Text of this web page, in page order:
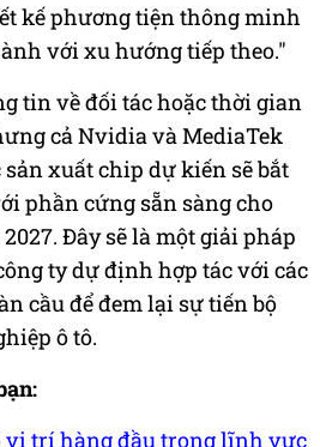
kế phương tiện thông minh
với xu hướng tiếp theo."
tin về đối tác hoặc thời gian
cả Nvidia và MediaTek
xuất chip dự kiến sẽ bắt
phần cứng sẵn sàng cho
Đây sẽ là một giải pháp
ty dự định hợp tác với các
cầu để đem lại sự tiến bộ
ô tô.
vị trí hàng đầu trong lĩnh vực